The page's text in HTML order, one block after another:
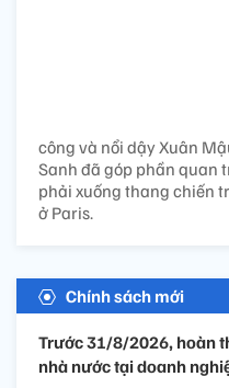
công và nổi dậy Xuân
Sanh đã góp phần quan
phải xuống thang chiến
ở Paris.
Chính sách mới
Trước 31/8/2026, hoàn
nhà nước tại doanh